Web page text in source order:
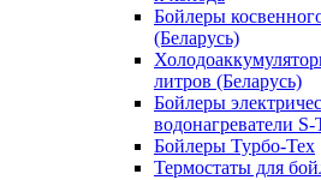
Бойлеры
(Беларусь)
литров (Беларусь)
Бойлеры
водонагреватели
Бойлеры Турбо-Тех
Термостаты для